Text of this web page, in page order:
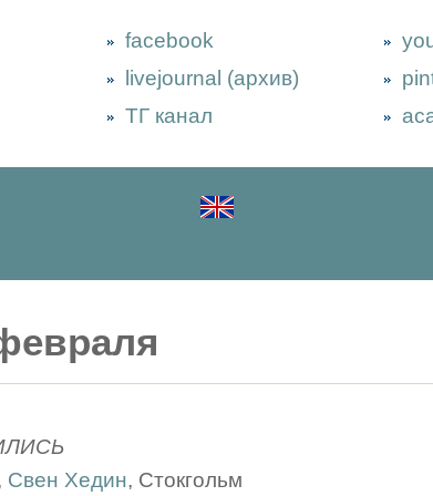
facebook
livejournal (архив)
ТГ канал
Свен Хедин, Стокгольм